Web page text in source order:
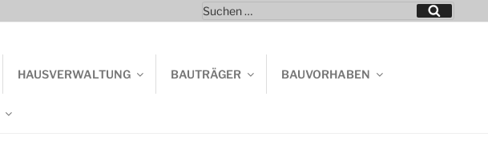
Suchen
nach:
Suchen
HAUSVERWALTUNG BAUTRÄGER BAUVORHABEN